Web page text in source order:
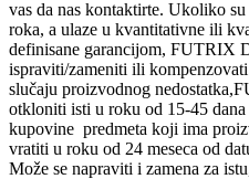
vas da nas kontaktirte. Ukoliko
roka, a ulaze u kvantitativne ili
definisane garancijom, FUTRIX
ispraviti/zameniti ili
slučaju proizvodnog
otkloniti isti u roku od 15-45
kupovine predmeta koji ima
vratiti u roku od 24 meseca od
Može se napraviti i zamena za